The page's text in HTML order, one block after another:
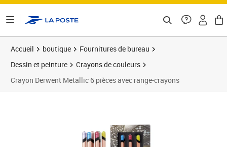
Accueil boutique
Fournitures de bureau
Dessin et peinture
Crayons de couleurs
Crayon Derwent Metallic 6 pièces avec range-crayons